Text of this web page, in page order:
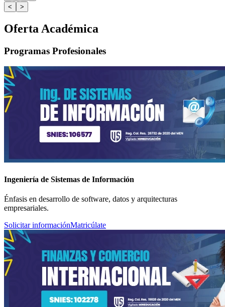
< >
Oferta Académica
Programas Profesionales
Ingeniería de Sistemas de Información
Énfasis en desarrollo de software, datos y arquitecturas
empresariales.
Solicitar informaciónMatricúlate